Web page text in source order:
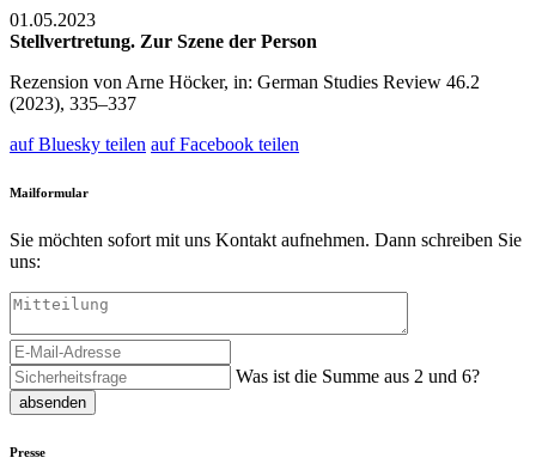
01.05.2023
Stellvertretung. Zur Szene der Person
Rezension von Arne Höcker, in: German Studies Review 46.2
(2023), 335–337
auf Bluesky teilen auf Facebook teilen
Mailformular
Sie möchten sofort mit uns Kontakt aufnehmen. Dann schreiben Sie
uns:
Was ist die Summe aus 2 und 6?
absenden
Presse